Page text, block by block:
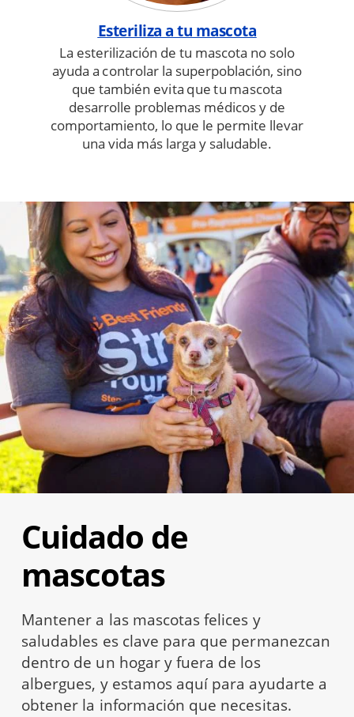
Esteriliza a tu mascota
La esterilización de tu mascota no solo
ayuda a controlar la superpoblación, sino
que también evita que tu mascota
desarrolle problemas médicos y de
comportamiento, lo que le permite llevar
una vida más larga y saludable.
Cuidado de
mascotas
Mantener a las mascotas felices y
saludables es clave para que permanezcan
dentro de un hogar y fuera de los
albergues, y estamos aquí para ayudarte a
obtener la información que necesitas.